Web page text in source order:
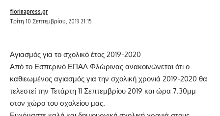
Τρίτη 10 Σεπτεμβρίου, 2019 21:15
florinapress.gr
Αγιασμός για το σχολικό έτος 2019-2020
Από το Εσπερινό ΕΠΑΛ Φλώρινας ανακοινώνεται ότι ο
καθιεωμένος αγιασμός για την σχολική χρονιά 2019-2020 θα
τελεστεί την Τετάρτη 11 Σεπτεμβρίου 2019 και ώρα 7.30μμ
στον χώρο του σχολείου μας.